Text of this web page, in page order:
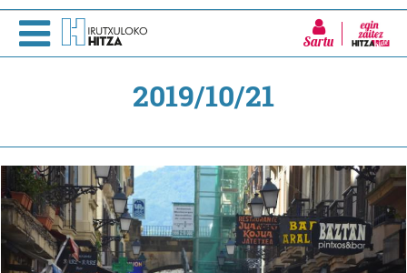
Sartu
2019/10/21